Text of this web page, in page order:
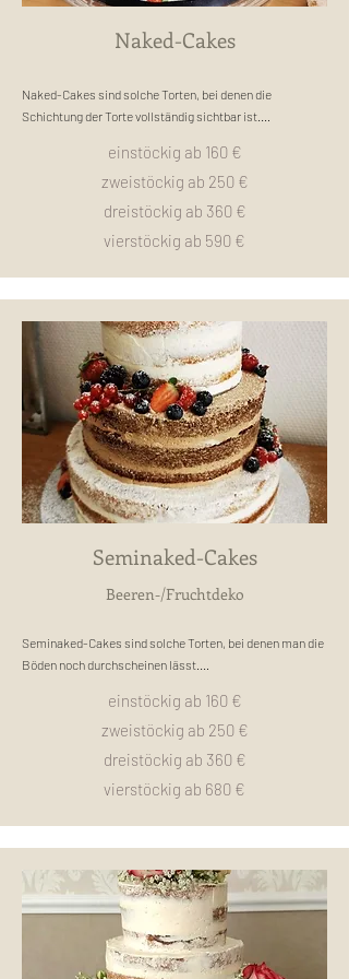
Naked-Cakes
Naked-Cakes sind solche Torten, bei denen die
Schichtung der Torte vollständig sichtbar ist.
wodurch man die einzelnen Böden und Cremeschichten
deutlich erkennt.
Die Geschmäcker der Torte lassen sich dennoch ganz
unterschiedlich gestalten,
einstöckig ab 160 €
zweistöckig ab 250 €
dreistöckig ab 360 €
vierstöckig ab 590 €
Seminaked-Cakes
Beeren-/Fruchtdeko
Seminaked-Cakes sind solche Torten, bei denen man die
Böden noch durchscheinen lässt.
Dekoriert werden seminaked-Cakes meist mit Beeren,
Früchten, Blumen und/oder Drip (herunterlaufende
Schokolade oder Zuckerguss).
wird.
Aufgrund des minimalistischen Aussehens passen sie zu
Zeitlich und dezent sind sie besonders beliebt bei Leuten,
einstöckig ab 160 €
zweistöckig ab 250 €
dreistöckig ab 360 €
vierstöckig ab 680 €